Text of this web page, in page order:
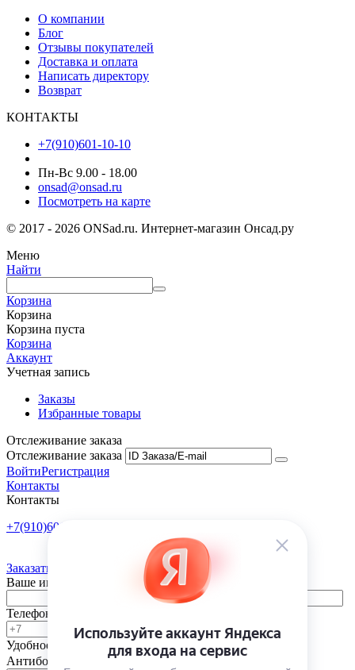
О компании
Блог
Отзывы покупателей
Доставка и оплата
Написать директору
Возврат
КОНТАКТЫ
+7(910)601-10-10
Пн-Вс 9.00 - 18.00
onsad@onsad.ru
Посмотреть на карте
© 2017 - 2026 ONSad.ru. Интернет-магазин Онсад.ру
Меню
Найти
Корзина
Корзина
Корзина пуста
Корзина
Аккаунт
Учетная запись
Заказы
Избранные товары
Отслеживание заказа
Отслеживание заказа
ВойтиРегистрация
Контакты
Контакты
+7(910)601-10-10
Заказать обратный звонок
Ваше имя
Телефон
Удобное время
-
Антибот